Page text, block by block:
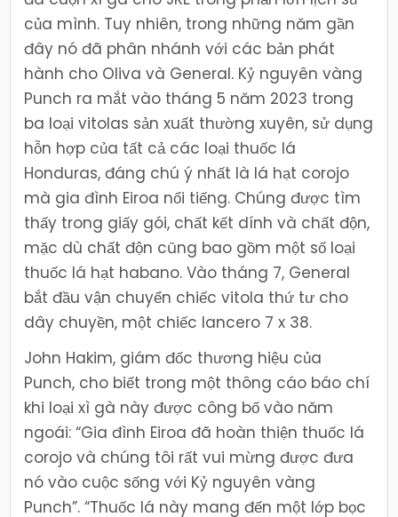
của mình. Tuy nhiên, trong những năm gần
đây nó đã phân nhánh với các bản phát
hành cho Oliva và General. Kỷ nguyên vàng
Punch ra mắt vào tháng 5 năm 2023 trong
ba loại vitolas sản xuất thường xuyên, sử dụng
hỗn hợp của tất cả các loại thuốc lá
Honduras, đáng chú ý nhất là lá hạt corojo
mà gia đình Eiroa nổi tiếng. Chúng được tìm
thấy trong giấy gói, chất kết dính và chất độn,
mặc dù chất độn cũng bao gồm một số loại
thuốc lá hạt habano. Vào tháng 7, General
bắt đầu vận chuyển chiếc vitola thứ tư cho
dây chuyền, một chiếc lancero 7 x 38.
John Hakim, giám đốc thương hiệu của
Punch, cho biết trong một thông cáo báo chí
khi loại xì gà này được công bố vào năm
ngoái: “Gia đình Eiroa đã hoàn thiện thuốc lá
corojo và chúng tôi rất vui mừng được đưa
nó vào cuộc sống với Kỷ nguyên vàng
Punch”. “Thuốc lá này mang đến một lớp bọc